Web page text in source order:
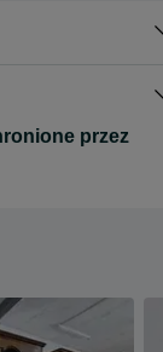
przez